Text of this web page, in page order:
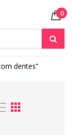
0
dentes”